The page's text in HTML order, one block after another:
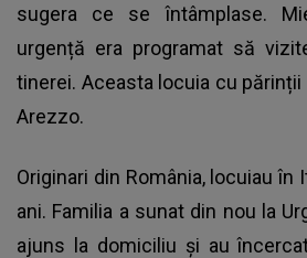
sugera ce se întâmplase.
urgență era programat să
tinerei. Aceasta locuia cu
Arezzo.
Originari din România, locuiau în
ani. Familia a sunat din nou la
ajuns la domiciliu și au